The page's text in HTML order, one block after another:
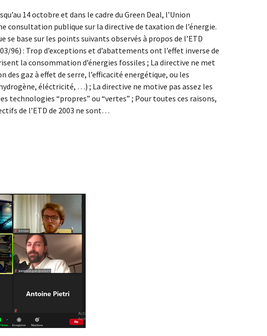
14 octobre et dans le cadre du Green Deal, l’Union
consultation publique sur la directive de taxation de l’énergie.
se base sur les points suivants observés à propos de l’ETD
96) : Trop d’exceptions et d’abattements ont l’effet inverse de
la consommation d’énergies fossiles ; La directive ne met
des gaz à effet de serre, l’efficacité energétique, ou les
éléctricité, …) ; La directive ne motive pas assez les
technologies “propres” ou “vertes” ; Pour toutes ces raisons,
de l’ETD de 2003 ne sont…